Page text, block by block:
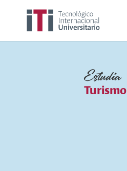
Estudia
Turismo